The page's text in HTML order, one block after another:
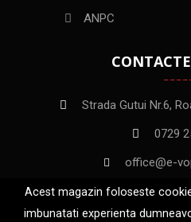
ANPC
Strada Gutui Nr.6,
0729
office@e-
Acest magazin foloseste
imbunatati experienta